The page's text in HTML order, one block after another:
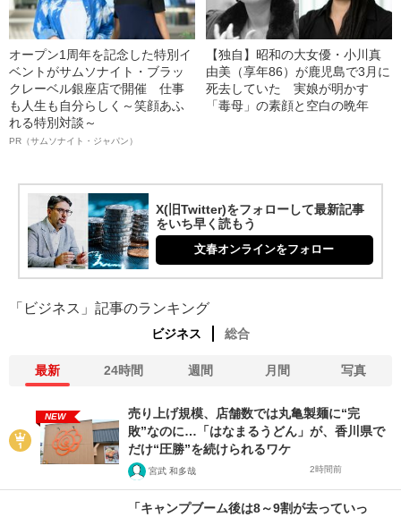
オープン1周年を記念した特別イ
ベントがサムソナイト・ブラッ
クレーベル銀座店で開催 仕事
も人生も自分らしく～笑顔あふ
れる特別対談～
PR（サムソナイト・ジャパン）
【独自】昭和の大女優・小川真
由美（享年86）が鹿児島で3月に
死去していた 実娘が明かす
「毒母」の素顔と空白の晩年
X(旧Twitter)をフォローして最新記事
をいち早く読もう
文春オンラインをフォロー
「ビジネス」記事のランキング
ビジネス 総合
最新 24時間 週間 月間 写真
NEW
売り上げ規模、店舗数では丸亀製麺に“完
敗”なのに…「はなまるうどん」が、香川県で
だけ“圧勝”を続けられるワケ
宮武 和多哉 2時間前
「キャンプブーム後は8～9割が去っていっ